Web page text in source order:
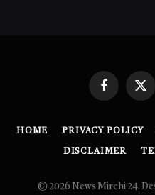
FacebookX
HOME PRIVACY POLICY
DISCLAIMER
© 2026 News Mirchi 24.